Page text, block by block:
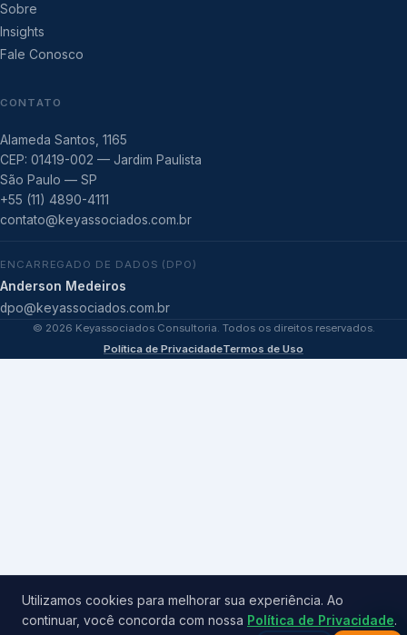
Sobre
Insights
Fale Conosco
CONTATO
Alameda Santos, 1165
CEP: 01419-002 — Jardim Paulista
São Paulo — SP
+55 (11) 4890-4111
contato@keyassociados.com.br
ENCARREGADO DE DADOS (DPO)
Anderson Medeiros
dpo@keyassociados.com.br
© 2026 Keyassociados Consultoria. Todos os direitos reservados.
Política de PrivacidadeTermos de Uso
Utilizamos cookies para melhorar sua experiência. Ao
continuar, você concorda com nossa Política de Privacidade.